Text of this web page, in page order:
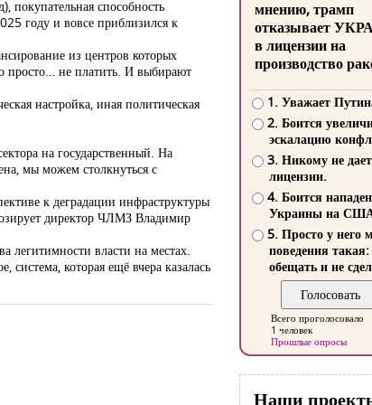
покупательная способность
году и вовсе приблизился к
из центров которых
просто… не платить. И выбирают
настройка, иная политическая
на государственный. На
мы можем столкнуться с
к деградации инфраструктуры
директор ЧЛМЗ Владимир
легитимности власти на местах.
система, которая ещё вчера казалась
мнению, трамп
отказывает
в лицензии на
производство
1. Уважает
2. Боится
эскалацию
3. Никому не
лицензии.
4. Боится
Украины на
5. Просто у него
поведения такая:
обещать и не
Всего проголосовало
1 человек
Прошлые опросы
Наши